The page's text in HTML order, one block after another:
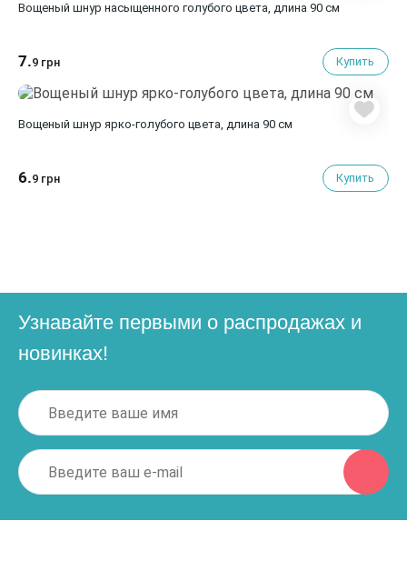
Вощеный шнур насыщенного голубого цвета, длина 90 см
7.9 грн Купить
Вощеный шнур ярко-голубого цвета, длина 90 см
6.9 грн Купить
Узнавайте первыми о распродажах и
новинках!